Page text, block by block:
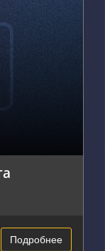
36
Подробнее